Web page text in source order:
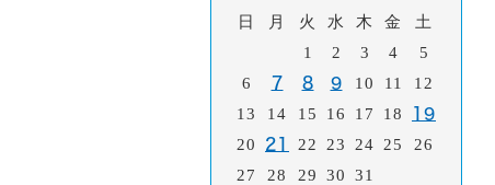
日 月 火 水 木 金
土
1
2 3 4
5
6
7 8 9 10 11
12
13
14 15 16 17 18 19
20 21 22 23 24 25
26
27
28 29 30 31